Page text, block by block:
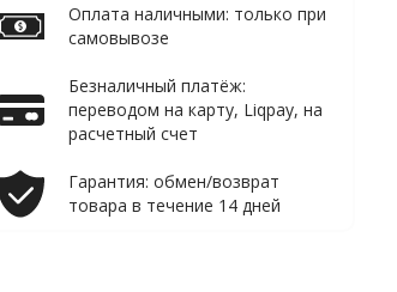
Оплата наличными: только при
самовывозе
Безналичный платёж:
переводом на карту, Liqpay, на
расчетный счет
Гарантия: обмен/возврат
товара в течение 14 дней